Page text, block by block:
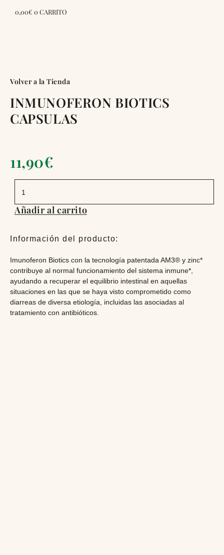
0,00€ 0 CARRITO
Volver a la Tienda
INMUNOFERON BIOTICS
CAPSULAS
11,90€
INMUNOFERON
BIOTICS
cantidad
Añadir al carrito
Información del producto:
Imunoferon Biotics con la tecnología patentada AM3® y zinc*
contribuye al normal funcionamiento del sistema inmune*,
ayudando a recuperar el equilibrio intestinal en aquellas
situaciones en las que se haya visto comprometido como
diarreas de diversa etiología, incluidas las asociadas al
tratamiento con antibióticos.